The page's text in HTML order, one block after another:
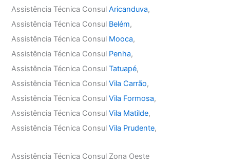
Assistência Técnica ConsulAricanduva,
Assistência Técnica Consul Belém,
Assistência Técnica Consul Mooca,
Assistência Técnica Consul Penha,
Assistência Técnica ConsulTatuapé,
Assistência Técnica ConsulVila Carrão,
Assistência Técnica ConsulVila Formosa,
Assistência Técnica ConsulVila Matilde,
Assistência Técnica ConsulVila Prudente,
Assistência Técnica Consul Zona Oeste